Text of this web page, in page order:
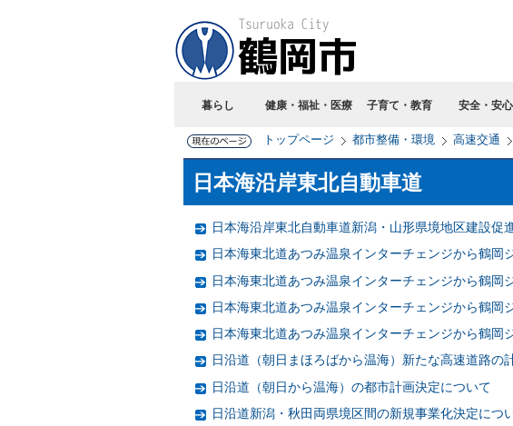
暮らし 健康・福祉・医療 子育て・教育 安全・安心
トップページ 都市整備・環境 高速交通
日本海沿岸東北自動車道
日本海沿岸東北自動車道新潟・山形県境地区建設促
日本海東北道あつみ温泉インターチェンジから鶴岡
日本海東北道あつみ温泉インターチェンジから鶴
日本海東北道あつみ温泉インターチェンジから鶴
日本海東北道あつみ温泉インターチェンジから鶴
日沿道（朝日まほろばから温海）新たな高速道路の
日沿道（朝日から温海）の都市計画決定について
日沿道新潟・秋田両県境区間の新規事業化決定につ